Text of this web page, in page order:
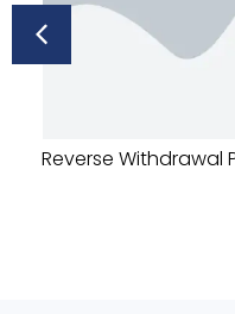
URINOIR
SENSAO –